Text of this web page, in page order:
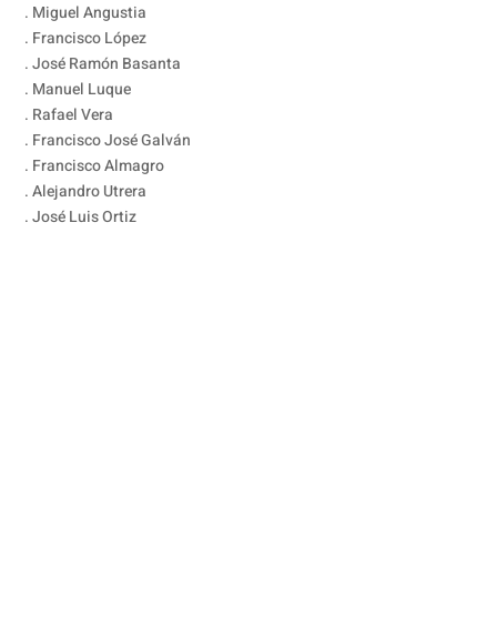
. Miguel Angustia
. Francisco López
. José Ramón Basanta
. Manuel Luque
. Rafael Vera
. Francisco José Galván
. Francisco Almagro
. Alejandro Utrera
. José Luis Ortiz